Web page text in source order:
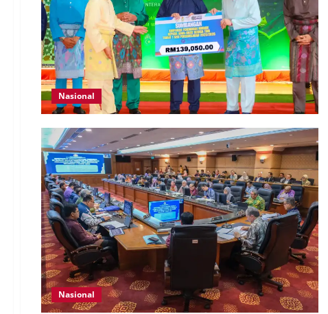
Nasional
Nasional